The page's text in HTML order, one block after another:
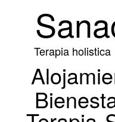
Terapia holistica